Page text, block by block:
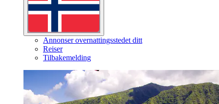
Annonser overnattingsstedet ditt
Reiser
Tilbakemelding